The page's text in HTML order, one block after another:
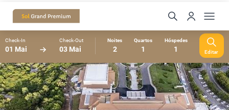
Check-In
01 Mai
Check-Out
03 Mai
Noites
2
Quartos
1
Hóspedes
1 Editar